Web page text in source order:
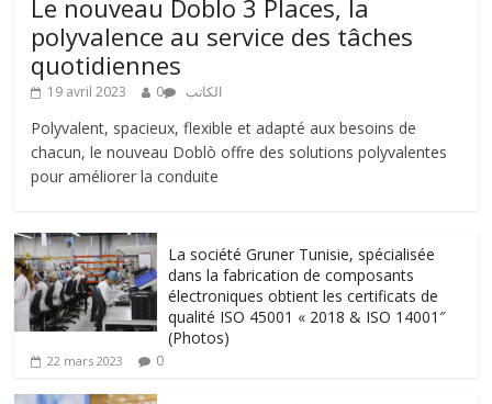
Le nouveau Doblo 3 Places, la
polyvalence au service des tâches
quotidiennes
19 avril 2023 الكاتب 0
Polyvalent, spacieux, flexible et adapté aux besoins de
chacun, le nouveau Doblò offre des solutions polyvalentes
pour améliorer la conduite
La société Gruner Tunisie, spécialisée
dans la fabrication de composants
électroniques obtient les certificats de
qualité ISO 45001 « 2018 & ISO 14001″
(Photos)
22 mars 2023 0